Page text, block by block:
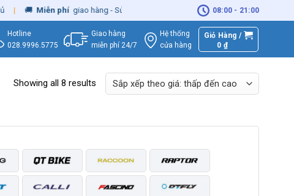
| 🚚 Miễn phí giao hàng - Sửa Chữa 08:00 - 21:00
Hotline
028.9996.5775
Giao hàng
miễn phí 24/7
Hệ thống
cửa hàng
Giỏ Hàng /
0₫
Showing all 8 results